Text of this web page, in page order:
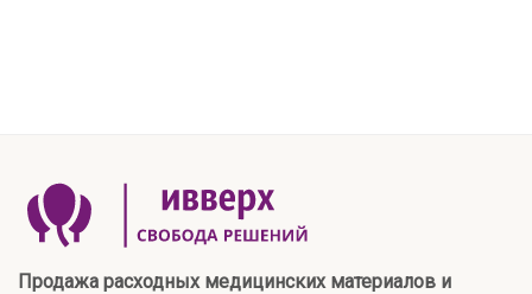
Продажа расходных медицинских материалов и